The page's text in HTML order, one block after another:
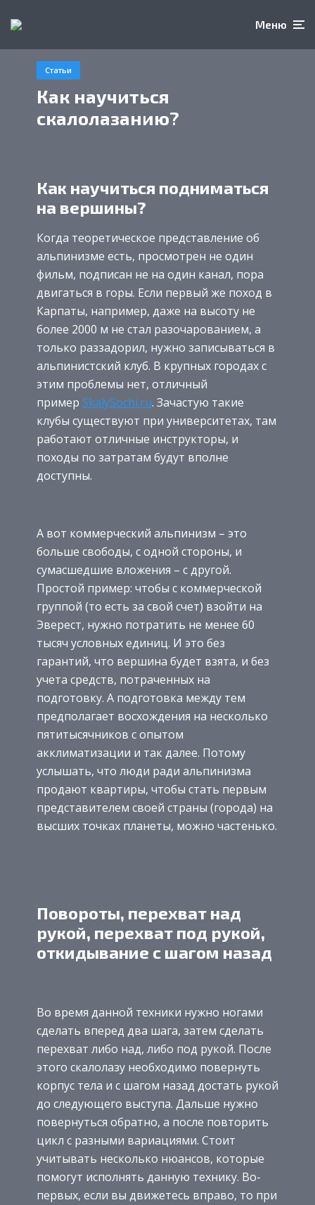
Меню
Статьи
Как научиться
скалолазанию?
Как научиться подниматься
на вершины?
Когда теоретическое представление об
альпинизме есть, просмотрен не один
фильм, подписан не на один канал, пора
двигаться в горы. Если первый же поход в
Карпаты, например, даже на высоту не
более 2000 м не стал разочарованием, а
только раззадорил, нужно записываться в
альпинистский клуб. В крупных городах с
этим проблемы нет, отличный
пример SkalySochi.ru. Зачастую такие
клубы существуют при университетах, там
работают отличные инструкторы, и
походы по затратам будут вполне
доступны.
А вот коммерческий альпинизм – это
больше свободы, с одной стороны, и
сумасшедшие вложения – с другой.
Простой пример: чтобы с коммерческой
группой (то есть за свой счет) взойти на
Эверест, нужно потратить не менее 60
тысяч условных единиц. И это без
гарантий, что вершина будет взята, и без
учета средств, потраченных на
подготовку. А подготовка между тем
предполагает восхождения на несколько
пятитысячников с опытом
акклиматизации и так далее. Потому
услышать, что люди ради альпинизма
продают квартиры, чтобы стать первым
представителем своей страны (города) на
высших точках планеты, можно частенько.
Повороты, перехват над
рукой, перехват под рукой,
откидывание с шагом назад
Во время данной техники нужно ногами
сделать вперед два шага, затем сделать
перехват либо над, либо под рукой. После
этого скалолазу необходимо повернуть
корпус тела и с шагом назад достать рукой
до следующего выступа. Дальше нужно
повернуться обратно, а после повторить
цикл с разными вариациями. Стоит
учитывать несколько нюансов, которые
помогут исполнять данную технику. Во-
первых, если вы движетесь вправо, то при